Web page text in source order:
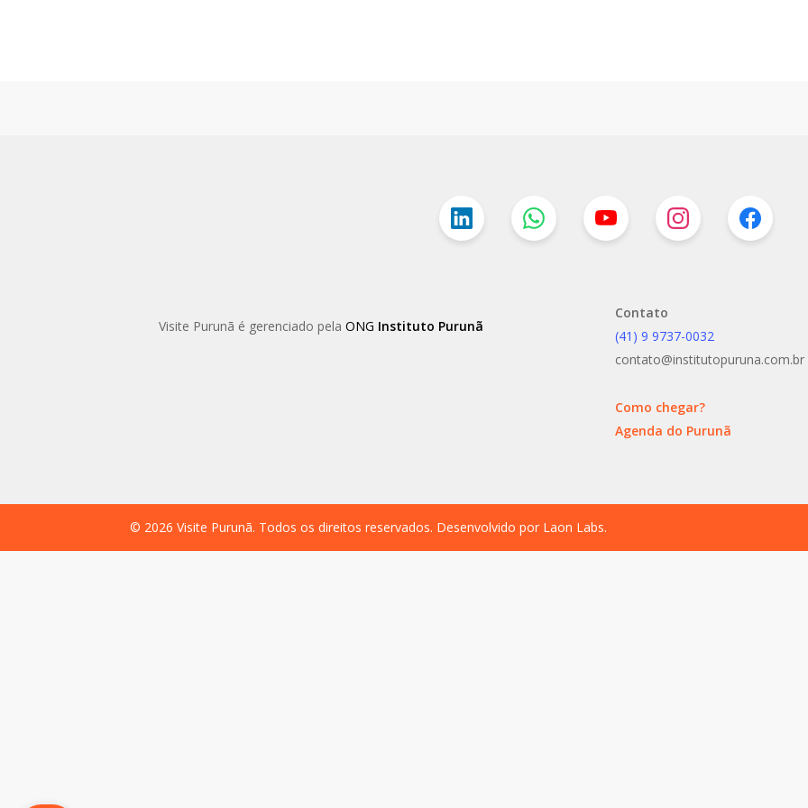
Visite Purunã é gerenciado pelaONG Instituto Purunã
Contato
(41) 9 9737-0032
contato@institutopuruna.com.br
Como chegar?
Agenda do Purunã
© 2026 Visite Purunã. Todos os direitos reservados. Desenvolvido por Laon Labs.